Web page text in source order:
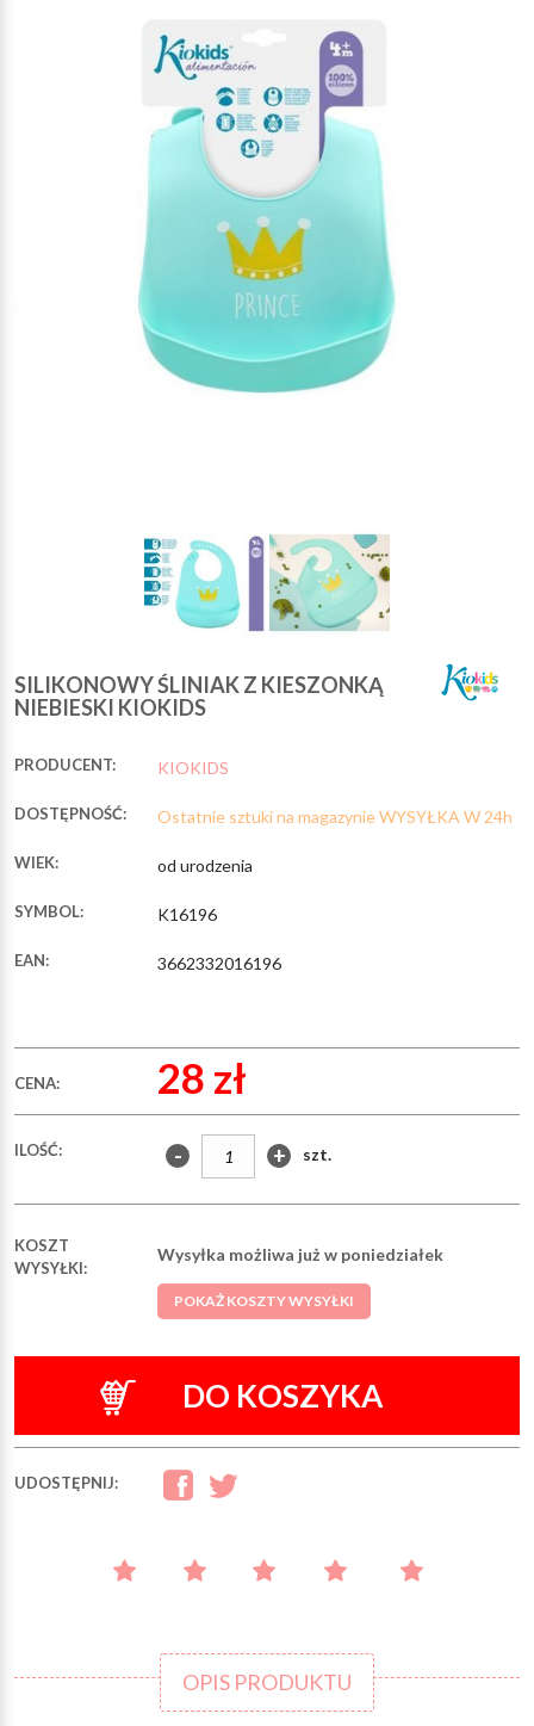
SILIKONOWY ŚLINIAK Z KIESZONKĄ
NIEBIESKI KIOKIDS
PRODUCENT: KIOKIDS
DOSTĘPNOŚĆ: Ostatnie sztuki na magazynie WYSYŁKA W 24h
WIEK: od urodzenia
SYMBOL: K16196
EAN: 3662332016196
CENA: 28 zł
ILOŚĆ: - + szt.
KOSZT
WYSYŁKI:
Wysyłka możliwa już w poniedziałek
POKAŻ KOSZTY WYSYŁKI
DO KOSZYKA
UDOSTĘPNIJ:
OPIS PRODUKTU